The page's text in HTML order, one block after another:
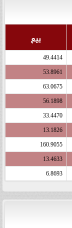
بيع
49.4414
53.8961
63.0675
56.1898
33.4470
13.1826
160.9055
13.4633
6.8693